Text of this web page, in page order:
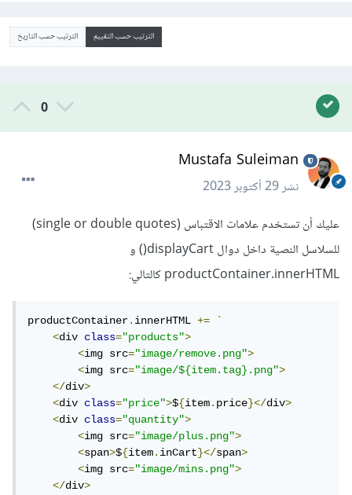
الترتيب حسب التقييم الترتيب حسب التاريخ
0
Mustafa Suleiman
نشر29 أكتوبر 2023
عليك أن تستخدم علامات الاقتباس (single or double quotes)
للسلاسل النصية داخل دوال displayCart() و
productContainer.innerHTML كالتالي:
productContainer.innerHTML +=
`
<div class="products">
<img src="image/remove.png">
<img src="image/${item.tag}.png">
</div>
<div class="price">${item.price}</div>
<div class="quantity">
<img src="image/plus.png">
<span>${item.inCart}</span>
<img src="image/mins.png">
</div>